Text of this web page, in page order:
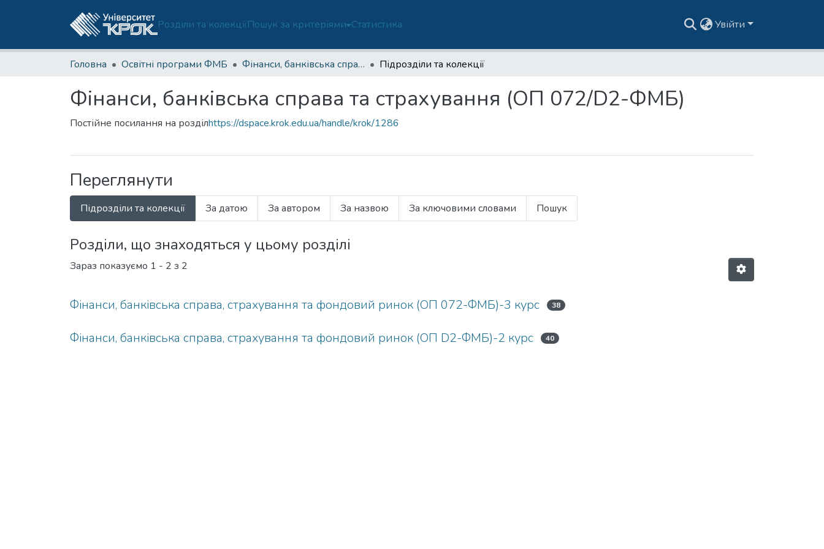
Розділи та колекціїПошук за критеріями Статистика Увійти
Головна Освітні програми ФМБ Фінанси, банківська справа та страхування (ОП 072/D2-ФМБ) Підрозділи та колекції
Фінанси, банківська справа та страхування (ОП 072/D2-ФМБ)
Постійне посилання на розділhttps://dspace.krok.edu.ua/handle/krok/1286
Переглянути
Підрозділи та колекції За датою За автором За назвою За ключовими словами Пошук
Розділи, що знаходяться у цьому розділі
Зараз показуємо 1 - 2 з 2
Фінанси, банківська справа, страхування та фондовий ринок (ОП 072-ФМБ)-3 курс 38
Фінанси, банківська справа, страхування та фондовий ринок (ОП D2-ФМБ)-2 курс 40